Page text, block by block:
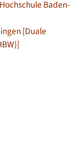
Baden-
[Duale